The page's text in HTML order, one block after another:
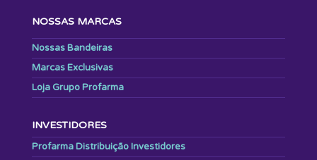
NOSSAS MARCAS
Nossas Bandeiras
Marcas Exclusivas
Loja Grupo Profarma
INVESTIDORES
Profarma Distribuição Investidores